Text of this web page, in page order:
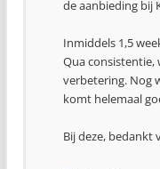
de aanbieding bij
Inmiddels 1,5
Qua
verbetering. Nog
komt helemaal
Bij deze, bedankt